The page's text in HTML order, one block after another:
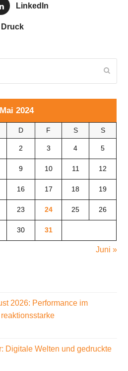
LinkedIn
Druck
Mai 2024
D F S S
2 3 4 5
9 10 11 12
16 17 18 19
23 24 25 26
30 31
Juni »
2026: Performance im
Digitale Welten und gedruckte